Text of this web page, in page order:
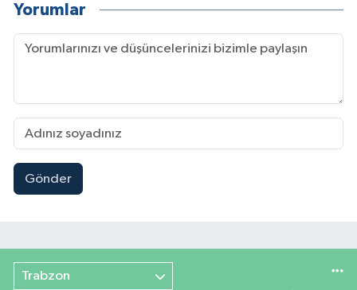
Yorumlar
Gönder
Trabzon